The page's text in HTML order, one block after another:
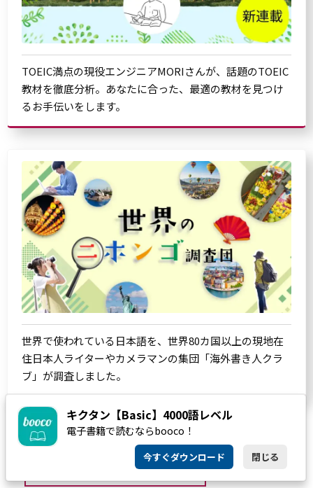
TOEIC満点の現役エンジニアMORIさんが、話題のTOEIC
教材を徹底分析。あなたに合った、最適の教材を見つけ
るお手伝いをします。
世界で使われている日本語を、世界80カ国以上の現地在
住日本人ライターやカメラマンの集団「海外書き人クラ
ブ」が調査しました。
SERIES一覧
キクタン【Basic】4000語レベル
電子書籍で読むならbooco！
今すぐダウンロード 閉じる